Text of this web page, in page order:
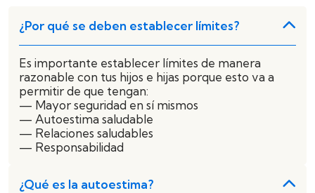
¿Por qué se deben establecer límites?
Es importante establecer límites de manera
razonable con tus hijos e hijas porque esto va a
permitir de que tengan:
— Mayor seguridad en sí mismos
— Autoestima saludable
— Relaciones saludables
— Responsabilidad
¿Qué es la autoestima?